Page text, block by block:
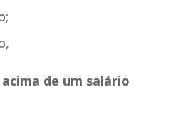
de um salário